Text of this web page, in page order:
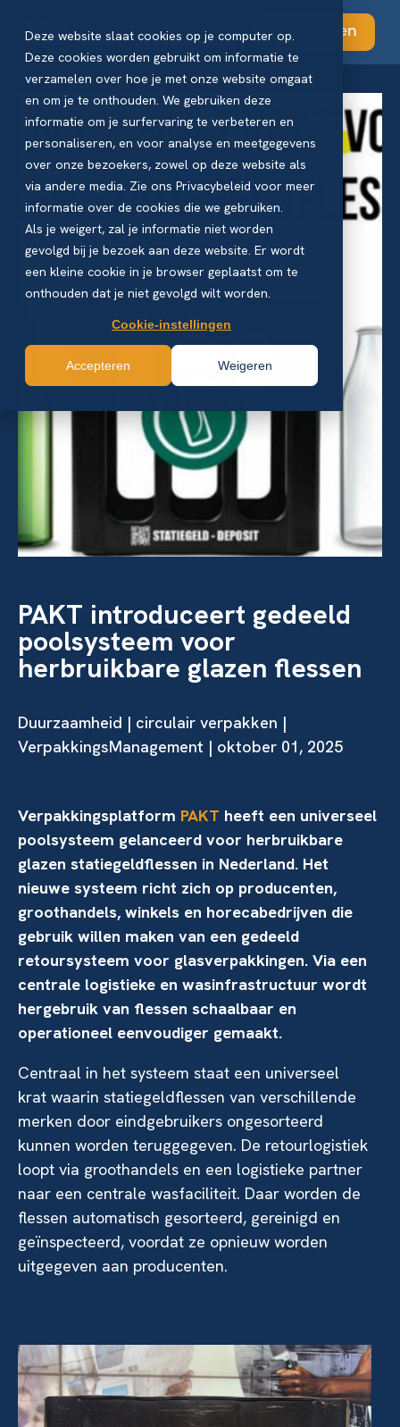
Deze website slaat cookies op je computer op.
Deze cookies worden gebruikt om informatie te
verzamelen over hoe je met onze website omgaat
en om je te onthouden. We gebruiken deze
informatie om je surfervaring te verbeteren en
personaliseren, en voor analyse en meetgegevens
over onze bezoekers, zowel op deze website als
via andere media. Zie ons Privacybeleid voor meer
informatie over de cookies die we gebruiken.
Als je weigert, zal je informatie niet worden
gevolgd bij je bezoek aan deze website. Er wordt
een kleine cookie in je browser geplaatst om te
onthouden dat je niet gevolgd wilt worden.
Cookie-instellingen
Accepteren Weigeren
Abonneren
PAKT introduceert gedeeld
poolsysteem voor
herbruikbare glazen flessen
Duurzaamheid | circulair verpakken |
VerpakkingsManagement | oktober 01, 2025
Verpakkingsplatform PAKT heeft een universeel
poolsysteem gelanceerd voor herbruikbare
glazen statiegeldflessen in Nederland. Het
nieuwe systeem richt zich op producenten,
groothandels, winkels en horecabedrijven die
gebruik willen maken van een gedeeld
retoursysteem voor glasverpakkingen. Via een
centrale logistieke en wasinfrastructuur wordt
hergebruik van flessen schaalbaar en
operationeel eenvoudiger gemaakt.
Centraal in het systeem staat een universeel
krat waarin statiegeldflessen van verschillende
merken door eindgebruikers ongesorteerd
kunnen worden teruggegeven. De retourlogistiek
loopt via groothandels en een logistieke partner
naar een centrale wasfaciliteit. Daar worden de
flessen automatisch gesorteerd, gereinigd en
geïnspecteerd, voordat ze opnieuw worden
uitgegeven aan producenten.